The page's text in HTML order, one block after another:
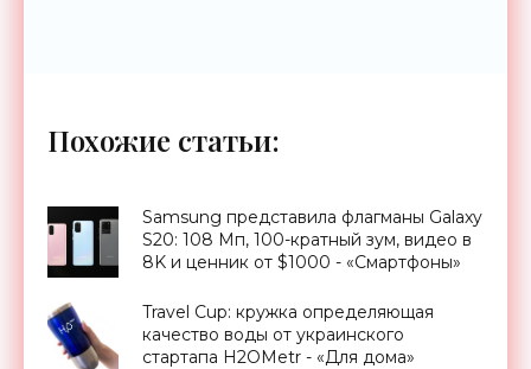
Похожие статьи:
Samsung представила флагманы Galaxy
S20: 108 Мп, 100-кратный зум, видео в
8K и ценник от $1000 - «Смартфоны»
Travel Cup: кружка определяющая
качество воды от украинского
стартапа H2OMetr - «Для дома»